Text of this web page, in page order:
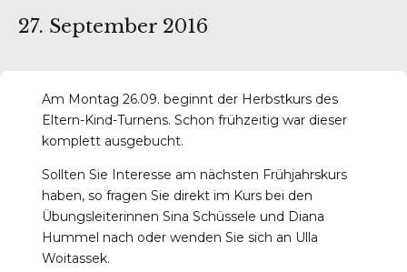
27. September 2016
Am Montag 26.09. beginnt der Herbstkurs des
Eltern-Kind-Turnens. Schon frühzeitig war dieser
komplett ausgebucht.
Sollten Sie Interesse am nächsten Frühjahrskurs
haben, so fragen Sie direkt im Kurs bei den
Übungsleiterinnen Sina Schüssele und Diana
Hummel nach oder wenden Sie sich an Ulla
Woitassek.